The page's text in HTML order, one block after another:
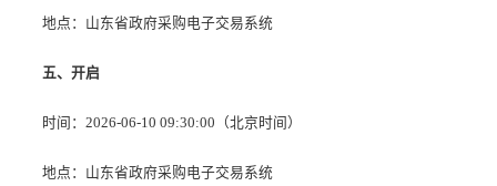
地点：山东省政府采购电子交易系统
五、开启
时间：2026-06-10 09:30:00（北京时间）
地点：山东省政府采购电子交易系统